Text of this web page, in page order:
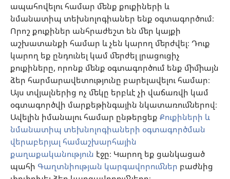
ապահովելու համար մենք քուքիների և
նմանատիպ տեխնոլոգիաներ ենք օգտագործում։
Որոշ քուքիներ անհրաժեշտ են մեր կայքի
աշխատանքի համար և չեն կարող մերժվել։ Դուք
կարող եք ընդունել կամ մերժել լրացուցիչ
քուքիները, որոնք մենք օգտագործում ենք միմիայն
ձեր հարմարավետությունը բարելավելու համար։
Այս տվյալներից ոչ մեկը երբևէ չի վաճառվի կամ
օգտագործվի մարքեթինգային նկատառումներով։
Ավելին իմանալու համար ընթերցեք Քուքիների և
նմանատիպ տեխնոլոգիաների օգտագործման
վերաբերյալ համաշխարհային
քաղաքականություն էջը։ Կարող եք ցանկացած
պահի Գաղտնիության կարգավորումներ բաժնից
Նվիրատվություններ
(բացվում
է
նոր
պատուհան)
Դիտարանի ՕՆԼԱՅՆ ԳՐԱԴԱՐԱՆ
(բացվում
է
նոր
պատուհան)
JW Hub
(բացվում
է
նոր
պատուհան)
JW Library® հավելված
Watchtower Library
Copyright © 2026 Watch Tower Bible and Tract Society of Pennsylvania.
ՕԳՏԱԳՈՐԾՄԱՆ ՊԱՅՄԱՆՆԵՐ |